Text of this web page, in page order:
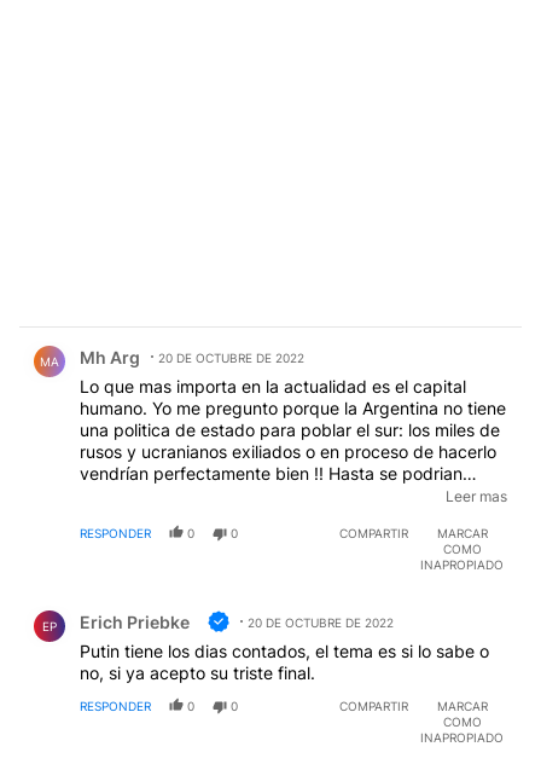
MA Mh Arg 20 DE OCTUBRE DE 2022
Lo que mas importa en la actualidad es el capital
humano. Yo me pregunto porque la Argentina no tiene
una politica de estado para poblar el sur: los miles de
rusos y ucranianos exiliados o en proceso de hacerlo
vendrían perfectamente bien !! Hasta se podrian
utilizar los hoteles de la loka para instalarlos mientras
venezolanos, etc. mira si no vas a importar rusos !! !!
Leer mas
RESPONDER 0 0 COMPARTIR
MARCAR
COMO
INAPROPIADO
EP Erich Priebke 20 DE OCTUBRE DE 2022
Putin tiene los dias contados, el tema es si lo sabe o
no, si ya acepto su triste final.
RESPONDER 0 0 COMPARTIR
MARCAR
COMO
INAPROPIADO